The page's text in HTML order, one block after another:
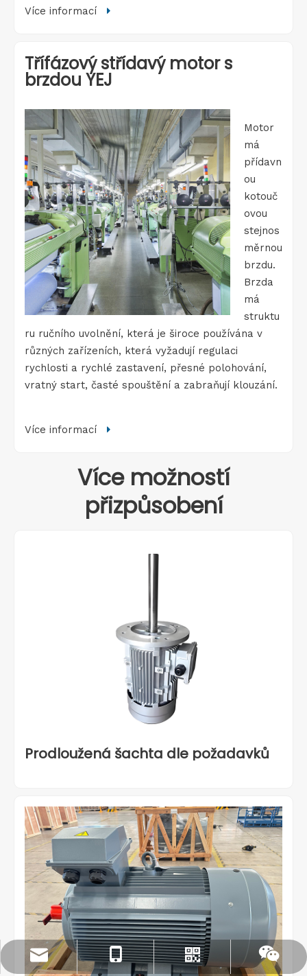
Více informací 
Třífázový střídavý motor s
brzdou YEJ
Motor
má
přídavn
ou
kotouč
ovou
stejnos
měrnou
brzdu.
Brzda
má
struktu
ru ručního uvolnění, která je široce používána v
různých zařízeních, která vyžadují regulaci
rychlosti a rychlé zastavení, přesné polohování,
vratný start, časté spouštění a zabraňují klouzání.
Více informací 
Více možností
přizpůsobení
Prodloužená šachta dle požadavků
rylee@vmttech.com
+86- 15861132046
Whatsapp
Wechat